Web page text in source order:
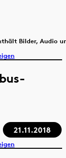
Bilder, Audio
21.11.2018